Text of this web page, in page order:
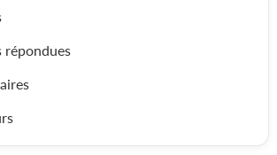
répondues